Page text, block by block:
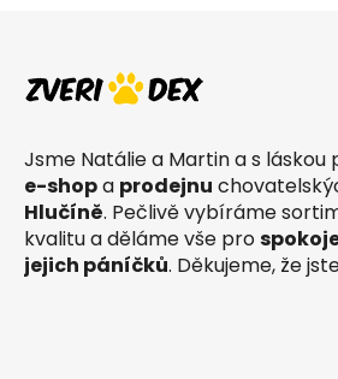
Jsme Natálie a Martin a s láskou
e-shopa prodejnu
Hlučíně. Pečlivě vybíráme
kvalitu a děláme vše pro
jejich páníčků. Děkujeme, že